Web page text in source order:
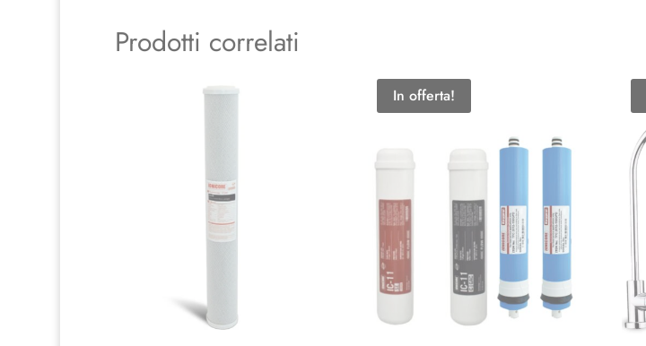
Prodotti correlati
In offerta!